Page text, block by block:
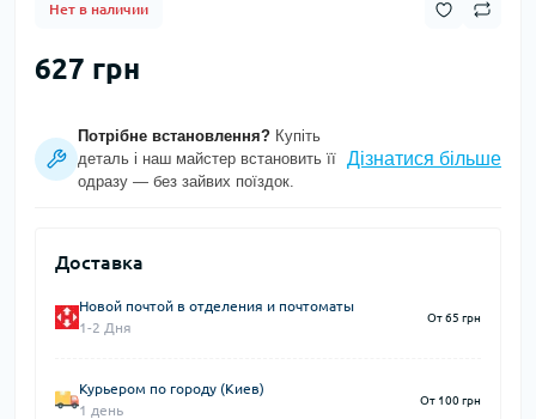
Нет в наличии
627 грн
Потрібне встановлення? Купіть
деталь і наш майстер встановить її
одразу — без зайвих поїздок.
Дізнатися більше
Доставка
Новой почтой в отделения и почтоматы
1-2 Дня
От 65 грн
Курьером по городу (Киев)
1 день
От 100 грн